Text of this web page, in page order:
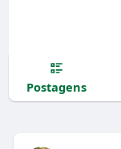
Postagens